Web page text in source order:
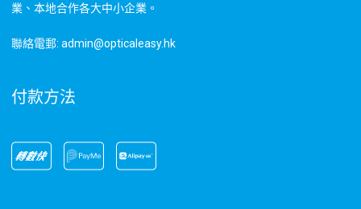
業、本地合作各大中小企業。
聯絡電郵: admin@opticaleasy.hk
付款方法